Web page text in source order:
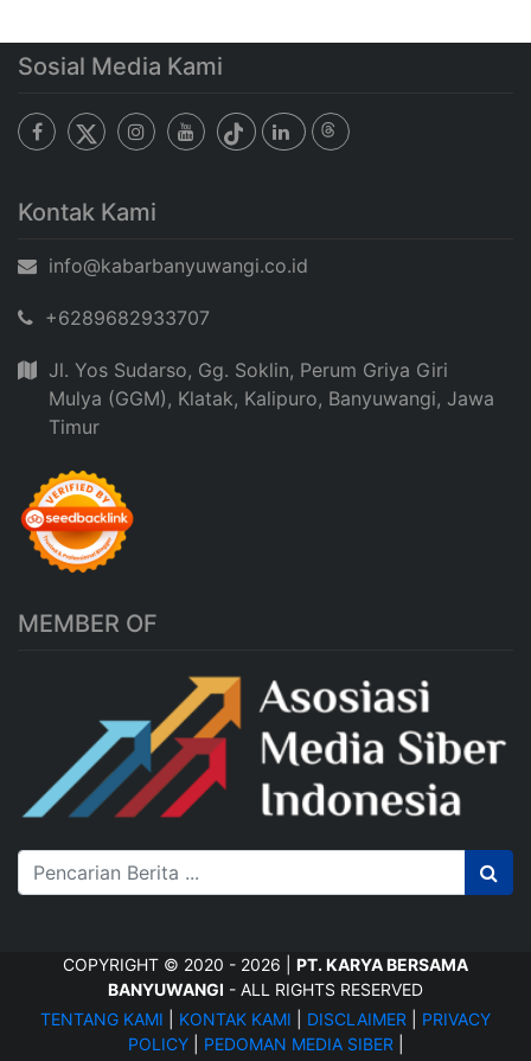
Sosial Media Kami
Kontak Kami
info@kabarbanyuwangi.co.id
+6289682933707
Jl. Yos Sudarso, Gg. Soklin, Perum Griya Giri
Mulya (GGM), Klatak, Kalipuro, Banyuwangi, Jawa
Timur
MEMBER OF
COPYRIGHT © 2020 - 2026 | PT. KARYA BERSAMA
BANYUWANGI - ALL RIGHTS RESERVED
TENTANG KAMI
KONTAK KAMI DISCLAIMER
PRIVACY
POLICY| PEDOMAN MEDIA SIBER